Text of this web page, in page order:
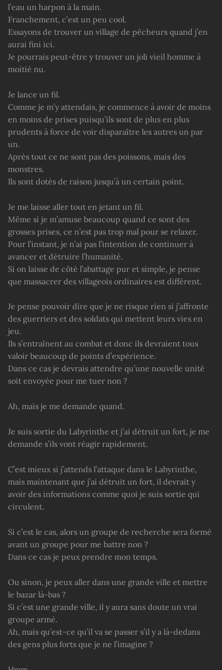
l’eau un harpon à la main.
Franchement, c’est un peu cool.
Essayons de trouver un village de pêcheurs quand j’en
aurai fini ici.
Je pourrais peut-être y trouver un joli vieil homme à
moitié nu.
Je lance un fil.
Comme je m’y attendais, je commence à avoir de moins
en moins de prises puisqu’ils sont de plus en plus
prudents à force de voir disparaître les autres un par
un.
Après tout ce ne sont pas des poissons, mais des
monstres.
Ils sont dotés de raison jusqu’à un certain point.
Je me laisse aller tout en jetant un fil.
Même si je m’amuse beaucoup quand ce sont des
grosses prises, ce n’est pas trop mal pour se relaxer.
Pour l’instant, je n’ai pas l’intention de continuer à
avancer et détruire l’humanité.
Si on laisse de côté l’abattage pur et simple, je pense
que massacrer des villageois ordinaires est différent.
Je pense pouvoir dire que je ne risque rien si j’affronte
des guerriers et des soldats qui mettent leurs vies en
jeu.
Ils s’entraînent au combat et donc ils devraient tous
valoir beaucoup de points d’expérience.
Dans ce cas je devrais attendre qu’une nouvelle unité
soit envoyée pour me tuer non ?
Ah, mais je me demande quand.
Je suis sortie du Labyrinthe et j’ai détruit un fort, je me
demande s’ils vont réagir rapidement.
C’est mieux si j’attends l’attaque dans le Labyrinthe,
mais maintenant que j’ai détruit un fort, il devrait y
avoir des informations comme quoi je suis sortie qui
circulent.
Si c’est le cas, alors un groupe de recherche sera formé
avant un groupe pour me battre non ?
Dans ce cas je peux prendre mon temps.
Ou sinon, je peux aller dans une grande ville et mettre
le bazar là-bas ?
Si c’est une grande ville, il y aura sans doute un vrai
groupe armé.
Ah, mais qu’est-ce qu’il va se passer s’il y a là-dedans
des gens plus forts que je ne l’imagine ?